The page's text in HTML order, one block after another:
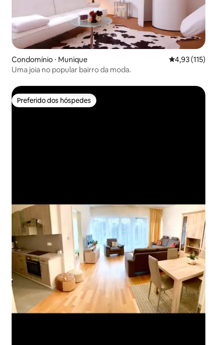
Condomínio ⋅ Munique 4,93 de uma
4,93 (115)
Uma joia no popular bairro da moda.
Preferido dos hóspedes
Preferido dos hóspedes